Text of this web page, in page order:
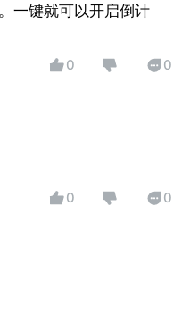
一键就可以开启倒计
0 0
0 0